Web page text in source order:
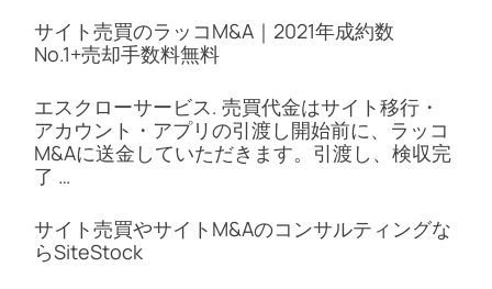
サイト売買のラッコM&A｜2021年成約数
No.1+売却手数料無料
エスクローサービス. 売買代金はサイト移行・
アカウント・アプリの引渡し開始前に、ラッコ
M&Aに送金していただきます。引渡し、検収完
了 …
サイト売買やサイトM&Aのコンサルティングな
らSiteStock